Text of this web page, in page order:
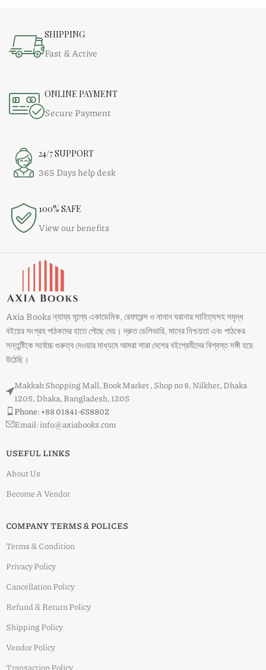
SHIPPING
Fast & Active
ONLINE PAYMENT
Secure Payment
24/7 SUPPORT
365 Days help desk
100% SAFE
View our benefits
Axia Books ন্যায্য মূল্যে একাডেমিক, রেফারেন্স ও নানান ঘরানার সাহিত্যসহ সমৃদ্ধ
বইয়ের সংগ্রহ পাঠকদের হাতে পৌছে দেয়। দ্রুত ডেলিভারি, মানের নিশ্চয়তা এবং পাঠকের
সন্তুষ্টিকে সর্বোচ্চ গুরুত্ব দেওয়ার মাধ্যমে আমরা সারা দেশের বইপ্রেমীদের বিশ্বস্ত সঙ্গী হয়ে
উঠেছি।
Makkah Shopping Mall, Book Market , Shop no 8, Nilkhet, Dhaka
1205, Dhaka, Bangladesh, 1205
Phone: +88 01841-658802
Email: info@axiabooks.com
USEFUL LINKS
About Us
Become A Vendor
COMPANY TERMS & POLICES
Terms & Condition
Privacy Policy
Cancellation Policy
Refund & Return Policy
Shipping Policy
Vendor Policy
Transaction Policy